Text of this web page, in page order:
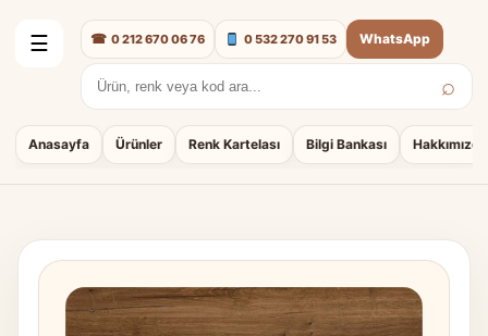
☰
Anasayfa Ürünler Renk Kartelası Bilgi Bankası Hakkımızda
Arama: ⌕
☎ 0 212 670 06 76 0 532 270 91 53 WhatsApp